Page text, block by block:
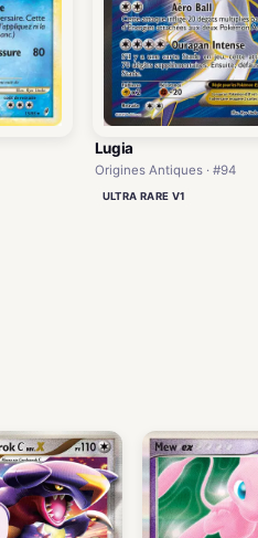
Lugia
Origines Antiques · #94
ULTRA RARE V1